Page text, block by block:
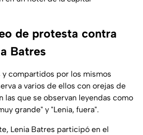
de protesta contra
Batres
y compartidos por los mismos
a varios de ellos con orejas de
las que se observan leyendas como
grande" y "Lenia, fuera".
Lenia Batres participó en el